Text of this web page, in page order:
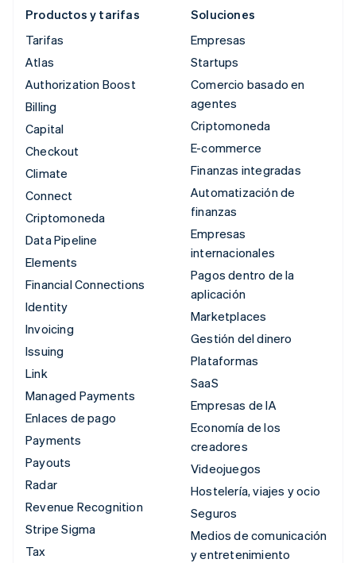
Productos y tarifas
Tarifas
Atlas
Authorization Boost
Billing
Capital
Checkout
Climate
Connect
Criptomoneda
Data Pipeline
Elements
Financial Connections
Identity
Invoicing
Issuing
Link
Managed Payments
Enlaces de pago
Payments
Payouts
Radar
Revenue Recognition
Stripe Sigma
Tax
Soluciones
Empresas
Startups
Comercio basado en
agentes
Criptomoneda
E-commerce
Finanzas integradas
Automatización de
finanzas
Empresas
internacionales
Pagos dentro de la
aplicación
Marketplaces
Gestión del dinero
Plataformas
SaaS
Empresas de IA
Economía de los
creadores
Videojuegos
Hostelería, viajes y ocio
Seguros
Medios de comunicación
y entretenimiento